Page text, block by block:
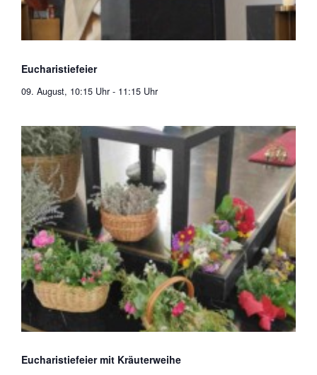
Eucharistiefeier
09. August, 10:15 Uhr - 11:15 Uhr
Eucharistiefeier mit Kräuterweihe